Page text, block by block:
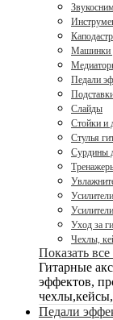
Машинки
Педали
Слайды
Стойки и
Стулья
Сурдины
Уход за
Чехлы,
Показать
Гитарные
эффектов,
Педали